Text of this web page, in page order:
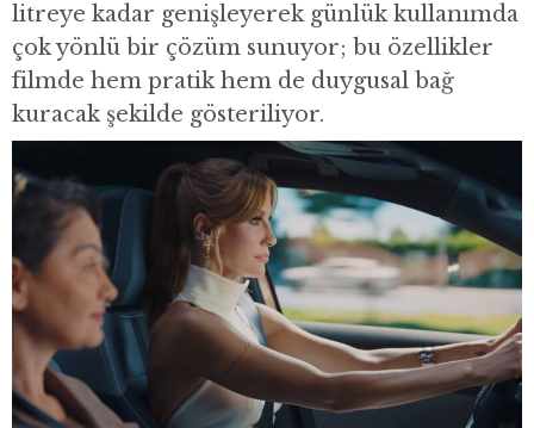
litreye kadar genişleyerek günlük kullanımda
çok yönlü bir çözüm sunuyor; bu özellikler
filmde hem pratik hem de duygusal bağ
kuracak şekilde gösteriliyor.